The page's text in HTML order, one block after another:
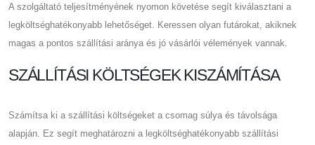
A szolgáltató teljesítményének nyomon követése segít kiválasztani a
legköltséghatékonyabb lehetőséget. Keressen olyan futárokat, akiknek
magas a pontos szállítási aránya és jó vásárlói vélemények vannak.
SZÁLLÍTÁSI KÖLTSÉGEK KISZÁMÍTÁSA
Számítsa ki a szállítási költségeket a csomag súlya és távolsága
alapján. Ez segít meghatározni a legköltséghatékonyabb szállítási